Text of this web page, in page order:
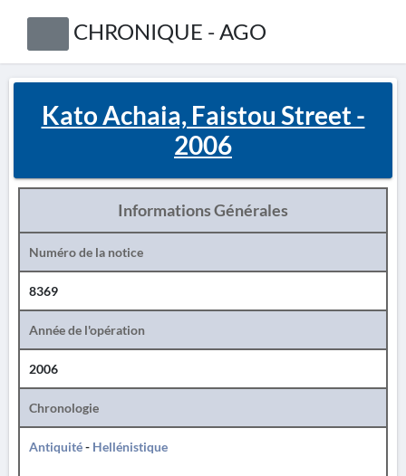
CHRONIQUE - AGO
Kato Achaia, Faistou Street -
2006
Informations Générales
Numéro de la notice
8369
Année de l'opération
2006
Chronologie
Antiquité- Hellénistique